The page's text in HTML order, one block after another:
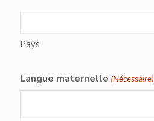
Pays
Langue maternelle (Nécessaire)